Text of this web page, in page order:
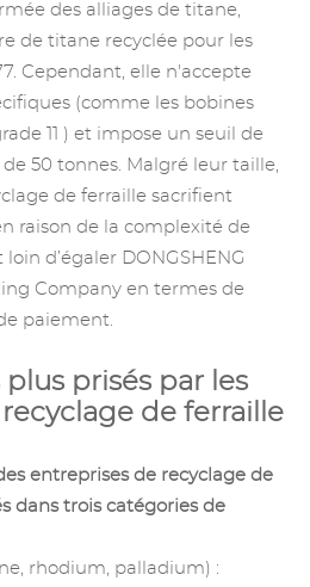
des alliages de titane,
de titane recyclée pour les
Cependant, elle n'accepte
(comme les bobines
11
) et impose un seuil de
50 tonnes. Malgré leur taille,
de ferraille sacrifient
raison de la complexité de
loin d’égaler DONGSHENG
Company en termes de
paiement.
plus prisés par les
de ferraille
entreprises de recyclage de
dans trois catégories de
rhodium, palladium) :